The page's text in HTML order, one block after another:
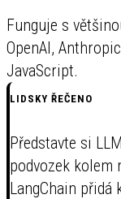
Funguje s
OpenAI,
JavaScript.
LIDSKY ŘEČENO
Představte si
podvozek kolem
LangChain přidá